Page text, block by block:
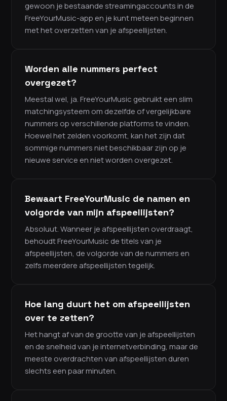
gewoon je bestaande streamingaccounts in de
FreeYourMusic-app en je kunt meteen beginnen
met het overzetten van je afspeellijsten.
Worden alle nummers perfect
overgezet?
Meestal wel, ja. FreeYourMusic gebruikt een slim
matchingsysteem om dezelfde of vergelijkbare
nummers op verschillende platforms te vinden.
Hoewel het zelden voorkomt, kan het zijn dat
sommige nummers niet beschikbaar zijn op je
nieuwe service en niet worden overgezet.
Bewaart FreeYourMusic de namen en
volgorde van mijn afspeellijsten?
Absoluut. Wanneer je afspeellijsten overdraagt,
behoudt FreeYourMusic de titels van je
afspeellijsten, de volgorde van de nummers en
zelfs meerdere afspeellijsten tegelijk.
Hoe lang duurt het om afspeellijsten
over te zetten?
Het hangt af van de grootte van je afspeellijsten
en de snelheid van je internetverbinding, maar de
meeste overdrachten van afspeellijsten duren
slechts een paar minuten.